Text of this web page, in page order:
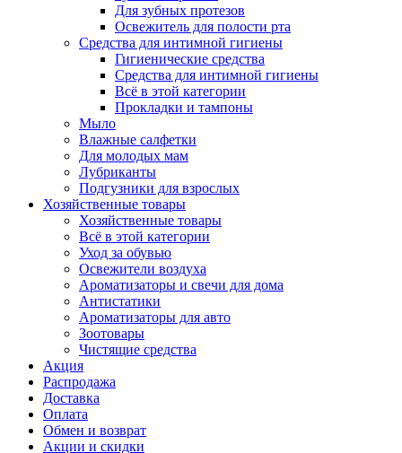
Для зубных протезов
Освежитель для полости рта
Средства для интимной гигиены
Гигиенические средства
Средства для интимной гигиены
Всё в этой категории
Прокладки и тампоны
Мыло
Влажные салфетки
Для молодых мам
Лубриканты
Подгузники для взрослых
Хозяйственные товары
Хозяйственные товары
Всё в этой категории
Уход за обувью
Освежители воздуха
Ароматизаторы и свечи для дома
Антистатики
Ароматизаторы для авто
Зоотовары
Чистящие средства
Акция
Распродажа
Доставка
Оплата
Обмен и возврат
Акции и скидки